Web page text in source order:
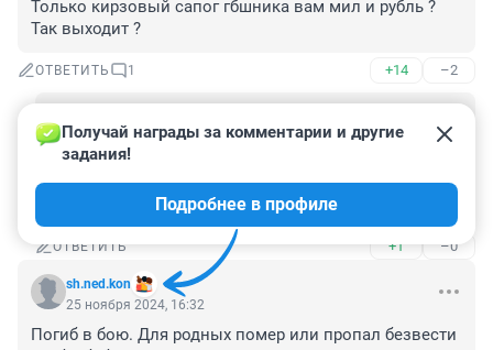
Только кирзовый сапог гбшника вам мил и рубль ?
Так выходит ?
ОТВЕТИТЬ 1 +14 –2
14 января 2025, 04:09
Ты то кто, "арбитр" самозваный?
И должен бы знать, что у ГБэшников сапоги
хромовые; на крайняк, яловые.
ОТВЕТИТЬ +1 –0
sh.ned.kon
Получай награды за комментарии и другие
задания!
Подробнее в профиле
25 ноября 2024, 16:32
Погиб в бою. Для родных помер или пропал безвести